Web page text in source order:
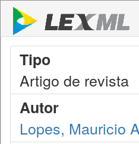
Tipo
Artigo de revista
Autor
Lopes, Mauricio